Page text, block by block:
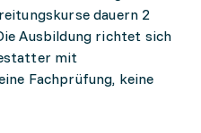
dauern 2
Ausbildung richtet sich
mit
Fachprüfung, keine